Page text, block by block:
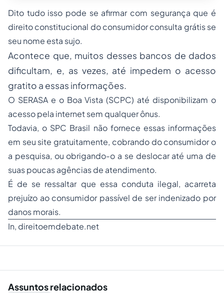
Dito tudo isso pode se afirmar com segurança que é
direito constitucional do consumidor consulta grátis se
seu nome esta sujo.
Acontece que, muitos desses bancos de dados
dificultam, e, as vezes, até impedem o acesso
gratito a essas informações.
O SERASA e o Boa Vista (SCPC) até disponibilizam o
acesso pela internet sem qualquer ônus.
Todavia, o SPC Brasil não fornece essas informações
em seu site gratuitamente, cobrando do consumidor o
a pesquisa, ou obrigando-o a se deslocar até uma de
suas poucas agências de atendimento.
É de se ressaltar que essa conduta ilegal, acarreta
prejuízo ao consumidor passível de serindenizado por
danos morais.
In, direitoemdebate.net
Assuntos relacionados